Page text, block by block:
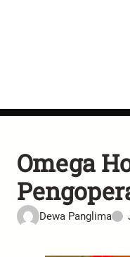
Omega
Dewa Panglima